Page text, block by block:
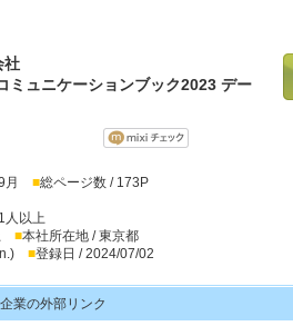
社
ミュニケーションブック2023 デー
9月 ■総ページ数 / 173P
人以上
■本社所在地 / 東京都
■登録日 / 2024/07/02
業の外部リンク